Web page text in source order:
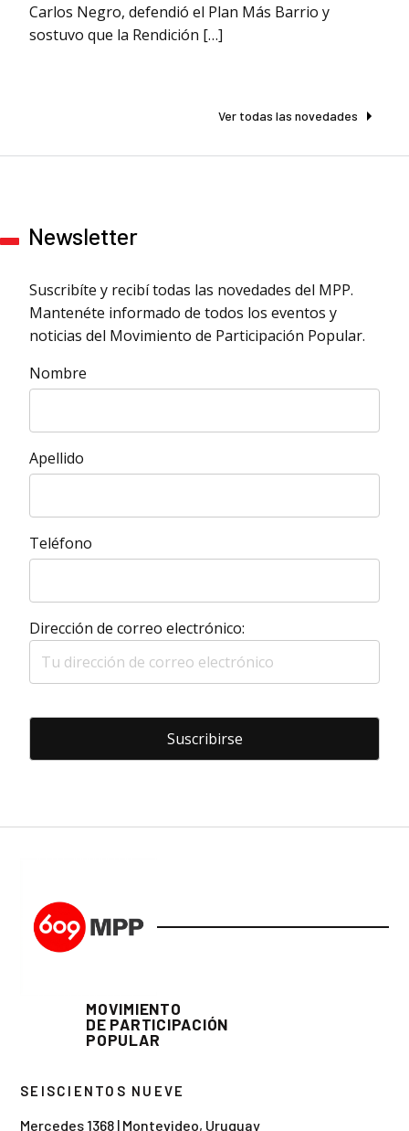
Carlos Negro, defendió el Plan Más Barrio y
sostuvo que la Rendición […]
Ver todas las novedades
Newsletter
Suscribíte y recibí todas las novedades del MPP.
Mantenéte informado de todos los eventos y
noticias del Movimiento de Participación Popular.
Nombre
Apellido
Teléfono
Dirección de correo electrónico:
MOVIMIENTO
DE PARTICIPACIÓN
POPULAR
SEISCIENTOS NUEVE
Mercedes 1368 | Montevideo, Uruguay